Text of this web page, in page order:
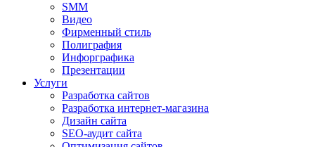
SMM
Видео
Фирменный стиль
Полиграфия
Инфорграфика
Презентации
Услуги
Разработка сайтов
Разработка интернет-магазина
Дизайн сайта
SEO-аудит сайта